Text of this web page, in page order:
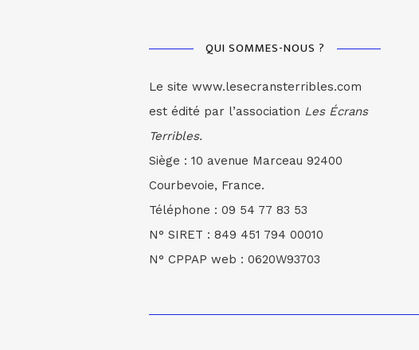
QUI SOMMES-NOUS ?
Le site www.lesecransterribles.com
est édité par l’association Les Écrans
Terribles.
Siège : 10 avenue Marceau 92400
Courbevoie, France.
Téléphone : 09 54 77 83 53
N° SIRET : 849 451 794 00010
N° CPPAP web : 0620W93703